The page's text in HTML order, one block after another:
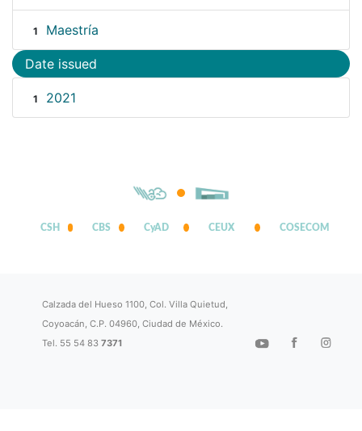
1 Maestría
Date issued
1 2021
CSH CBS CyAD CEUX COSECOM
Calzada del Hueso 1100, Col. Villa Quietud,
Coyoacán, C.P. 04960, Ciudad de México.
Tel. 55 54 837371